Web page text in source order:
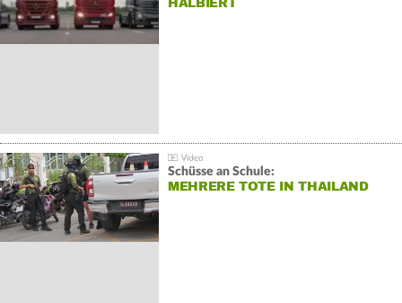
HALBIERT
Schüsse an Schule:
MEHRERE TOTE IN THAILAND